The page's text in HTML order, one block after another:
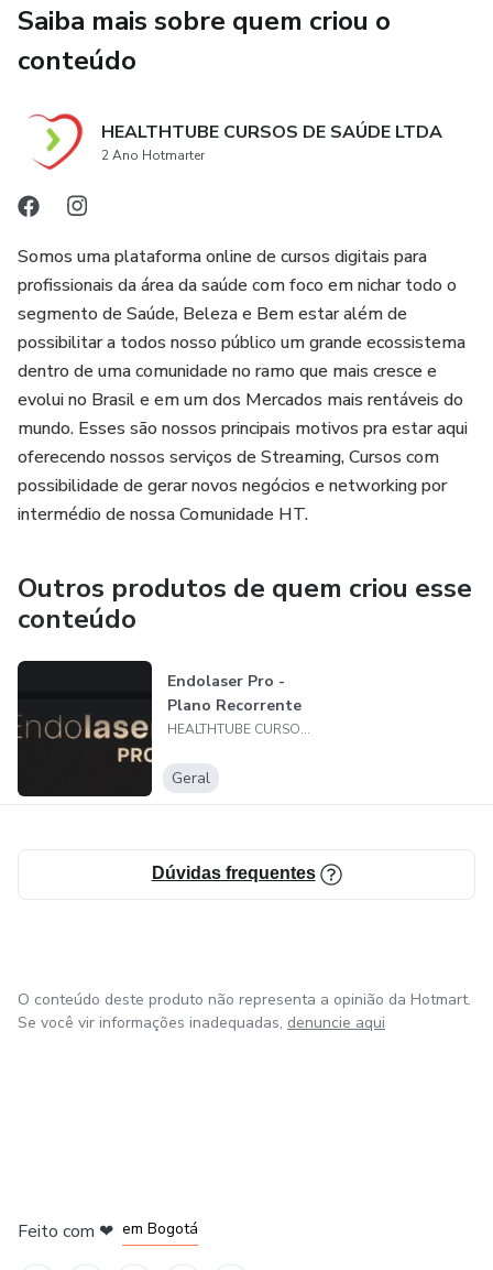
corporal" e "aumentar faturamento de clínica de estética".
Invista em você e em sua carreira, torne-se um especialista
Saiba mais sobre quem criou o
conteúdo
HEALTHTUBE CURSOS DE SAÚDE LTDA
2 Ano Hotmarter
Somos uma plataforma online de cursos digitais para
profissionais da área da saúde com foco em nichar todo o
segmento de Saúde, Beleza e Bem estar além de
possibilitar a todos nosso público um grande ecossistema
dentro de uma comunidade no ramo que mais cresce e
evolui no Brasil e em um dos Mercados mais rentáveis do
mundo. Esses são nossos principais motivos pra estar aqui
oferecendo nossos serviços de Streaming, Cursos com
possibilidade de gerar novos negócios e networking por
intermédio de nossa Comunidade HT.
Outros produtos de quem criou esse
conteúdo
Endolaser Pro -
Plano Recorrente
HEALTHTUBE CURSOS DE SAÚDE LTDA
Geral
Dúvidas frequentes
O conteúdo deste produto não representa a opinião da Hotmart.
Se você vir informações inadequadas, denuncie aqui
Feito com ❤ em Bogotá